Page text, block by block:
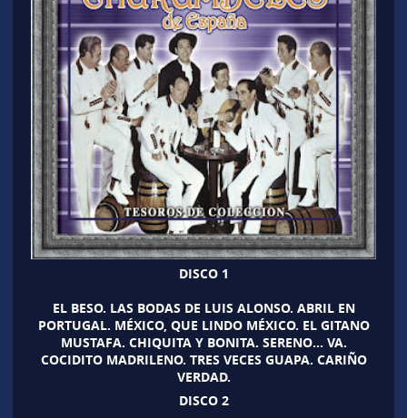
DISCO 1
EL BESO. LAS BODAS DE LUIS ALONSO. ABRIL EN
PORTUGAL. MÉXICO, QUE LINDO MÉXICO. EL GITANO
MUSTAFA. CHIQUITA Y BONITA. SERENO… VA.
COCIDITO MADRILENO. TRES VECES GUAPA. CARIÑO
VERDAD.
DISCO 2